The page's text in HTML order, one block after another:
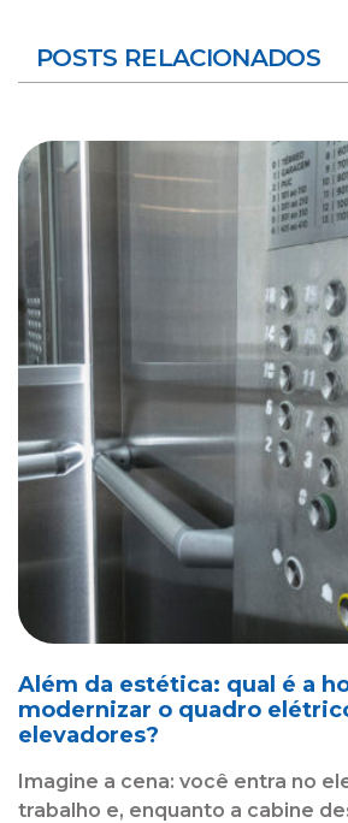
POSTS RELACIONADOS
Além da estética: qual é a
modernizar o quadro
elevadores?
Imagine a cena: você entra no
trabalho e, enquanto a cabine